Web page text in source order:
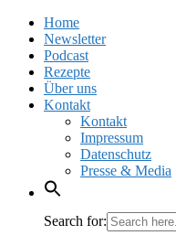
Home
Newsletter
Podcast
Rezepte
Über uns
Kontakt
Kontakt
Impressum
Datenschutz
Presse & Media
Search for: